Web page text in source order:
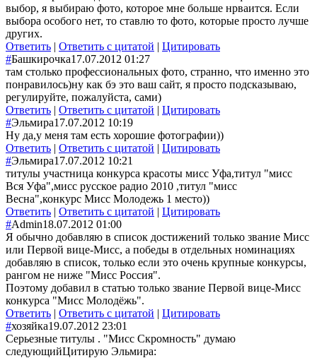
выбор, я выбираю фото, которое мне больше нрваится. Если
выбора особого нет, то ставлю то фото, которые просто лучше
других.
Ответить | Ответить с цитатой | Цитировать
#Башкирочка17.07.2012 01:27
там столько профессиональных фото, странно, что именно это
понравилось)ну как бэ это ваш сайт, я просто подсказываю,
регулируйте, пожалуйста, сами)
Ответить | Ответить с цитатой | Цитировать
#Эльмира17.07.2012 10:19
Ну да,у меня там есть хорошие фотографии))
Ответить | Ответить с цитатой | Цитировать
#Эльмира17.07.2012 10:21
титулы участница конкурса красоты мисс Уфа,титул "мисс
Вся Уфа",мисс русское радио 2010 ,титул "мисс
Весна",конкурс Мисс Молодежь 1 место))
Ответить | Ответить с цитатой | Цитировать
#Admin18.07.2012 01:00
Я обычно добавляю в список достижений только звание Мисс
или Первой вице-Мисс, а победы в отдельных номинациях
добавляю в список, только если это очень крупные конкурсы,
рангом не ниже "Мисс Россия".
Поэтому добавил в статью только звание Первой вице-Мисс
конкурса "Мисс Молодёжь".
Ответить | Ответить с цитатой | Цитировать
#хозяйка19.07.2012 23:01
Серьезные титулы . "Мисс Скромность" думаю
следующийЦитирую Эльмира: